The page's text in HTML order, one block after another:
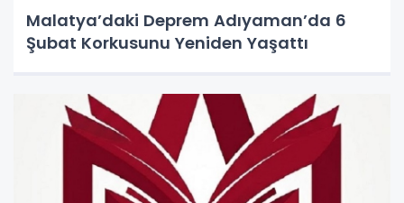
Malatya’daki Deprem Adıyaman’da 6
Şubat Korkusunu Yeniden Yaşattı